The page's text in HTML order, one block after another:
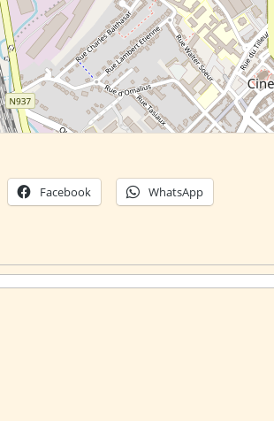
Facebook WhatsApp